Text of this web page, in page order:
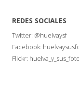
REDES SOCIALES
Twitter: @huelvaysf
Facebook:
Flickr: